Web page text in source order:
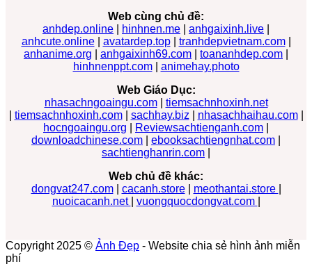
Web cùng chủ đề:
anhdep.online
hinhnen.me anhgaixinh.live
anhcute.online| avatardep.top| tranhdepvietnam.com|
anhanime.org
anhgaixinh69.com toananhdep.com
hinhnenppt.com| animehay.photo
Web Giáo Dục:
nhasachngoaingu.com| tiemsachnhoxinh.net
tiemsachnhoxinh.com| sachhay.biz nhasachhaihau.com|
hocngoaingu.org
Reviewsachtienganh.com
downloadchinese.com
ebooksachtiengnhat.com
sachtienghanrin.com
Web chủ đề khác:
dongvat247.com| cacanh.store| meothantai.store
nuoicacanh.net
vuongquocdongvat.com
Copyright 2025 © Ảnh Đẹp - Website chia sẻ hình ảnh miễn
phí